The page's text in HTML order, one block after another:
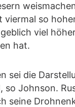
viermal so
viel
hat.
sei die
so Johnson.
seine